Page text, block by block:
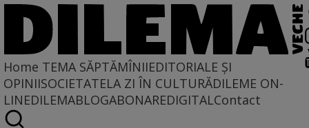
Home TEMA SĂPTĂMÎNIIEDITORIALE ȘI
OPINIISOCIETATELA ZI ÎN CULTURĂDILEME ON-
LINEDILEMABLOGABONAREDIGITALContact